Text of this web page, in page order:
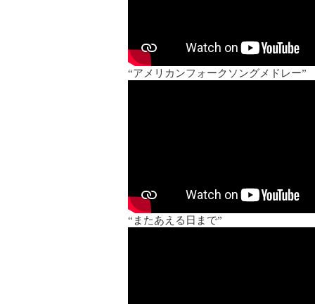
“アメリカンフォークソングメドレー”
“またあえる日まで”